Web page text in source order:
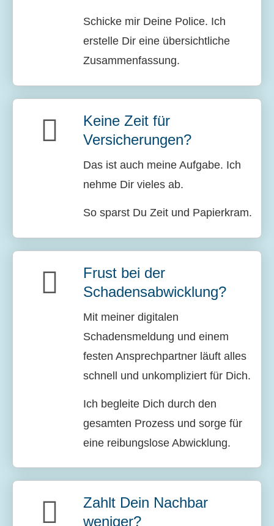
Schicke mir Deine Police. Ich
erstelle Dir eine übersichtliche
Zusammenfassung.
Keine Zeit für
Versicherungen?
Das ist auch meine Aufgabe. Ich
nehme Dir vieles ab.
So sparst Du Zeit und Papierkram.
Frust bei der
Schadensabwicklung?
Mit meiner digitalen
Schadensmeldung und einem
festen Ansprechpartner läuft alles
schnell und unkompliziert für Dich.
Ich begleite Dich durch den
gesamten Prozess und sorge für
eine reibungslose Abwicklung.
Zahlt Dein Nachbar
weniger?